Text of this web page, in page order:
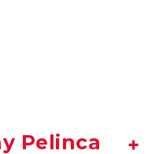
Pelinca